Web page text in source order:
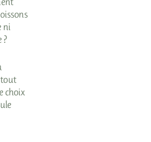
ni
?
tout
choix